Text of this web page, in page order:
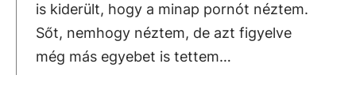
is kiderült, hogy a minap pornót néztem.
Sőt, nemhogy néztem, de azt figyelve
még más egyebet is tettem…